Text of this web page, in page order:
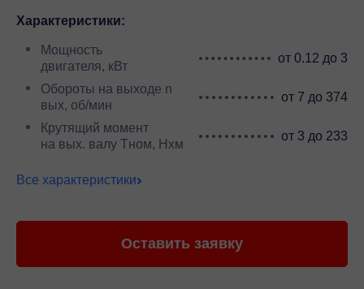
Характеристики:
Мощность
двигателя, кВт
от 0.12 до 3
Обороты на выходе n
вых, об/мин
от 7 до 374
Крутящий момент
на вых. валу Тном, Нхм
от 3 до 233
Все характеристики
Оставить заявку